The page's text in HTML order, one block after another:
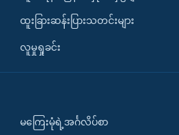
ထူးခြားဆန်းပြားသတင်းများ
လူမှုရှုခင်း
မကြေးမုံရဲ့အင်္ဂလိပ်စာ